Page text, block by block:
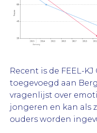
Recent is de FEEL-
toegevoegd aan
vragenlijst over
jongeren en kan als
ouders worden